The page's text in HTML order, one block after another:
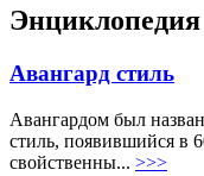
Энциклопедия
Авангард стиль
Авангардом был
стиль, появившийся в
свойственны... >>>